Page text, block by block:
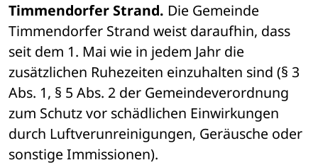
Timmendorfer Strand. Die Gemeinde
Timmendorfer Strand weist daraufhin, dass
seit dem 1. Mai wie in jedem Jahr die
zusätzlichen Ruhezeiten einzuhalten sind (§ 3
Abs. 1, § 5 Abs. 2 der Gemeindeverordnung
zum Schutz vor schädlichen Einwirkungen
durch Luftverunreinigungen, Geräusche oder
sonstige Immissionen).